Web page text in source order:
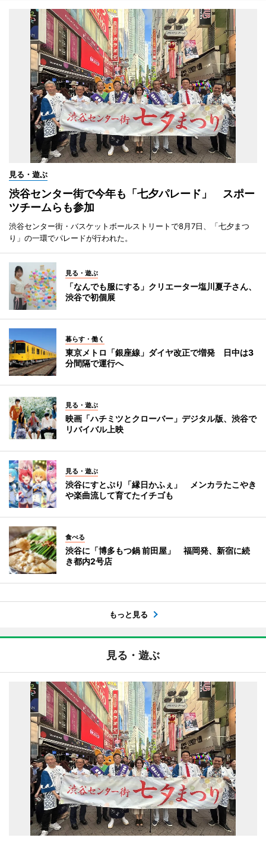
見る・遊ぶ
渋谷センター街で今年も「七夕パレード」 スポー
ツチームらも参加
渋谷センター街・バスケットボールストリートで8月7日、「七夕まつ
り」の一環でパレードが行われた。
見る・遊ぶ
「なんでも服にする」クリエーター塩川夏子さん、
渋谷で初個展
暮らす・働く
東京メトロ「銀座線」ダイヤ改正で増発 日中は3
分間隔で運行へ
見る・遊ぶ
映画「ハチミツとクローバー」デジタル版、渋谷で
リバイバル上映
見る・遊ぶ
渋谷にすとぷり「縁日かふぇ」 メンカラたこやき
や楽曲流して育てたイチゴも
食べる
渋谷に「博多もつ鍋 前田屋」 福岡発、新宿に続
き都内2号店
もっと見る
見る・遊ぶ